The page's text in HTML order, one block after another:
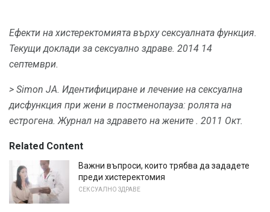
Ефекти на хистеректомията върху сексуалната функция.
Текущи доклади за сексуално здраве. 2014 14
септември.
> Simon JA. Идентифициране и лечение на сексуална
дисфункция при жени в постменопауза: ролята на
естрогена. Журнал на здравето на жените . 2011 Окт.
Related Content
Важни въпроси, които трябва да зададете
преди хистеректомия
СЕКСУАЛНО ЗДРАВЕ